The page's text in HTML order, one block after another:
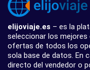
elijoviaje.es – es la
seleccionar los
ofertas de todos los
sola base de datos. En
directo del vendedor o